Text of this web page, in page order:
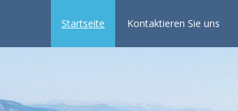
Startseite Kontaktieren Sie uns